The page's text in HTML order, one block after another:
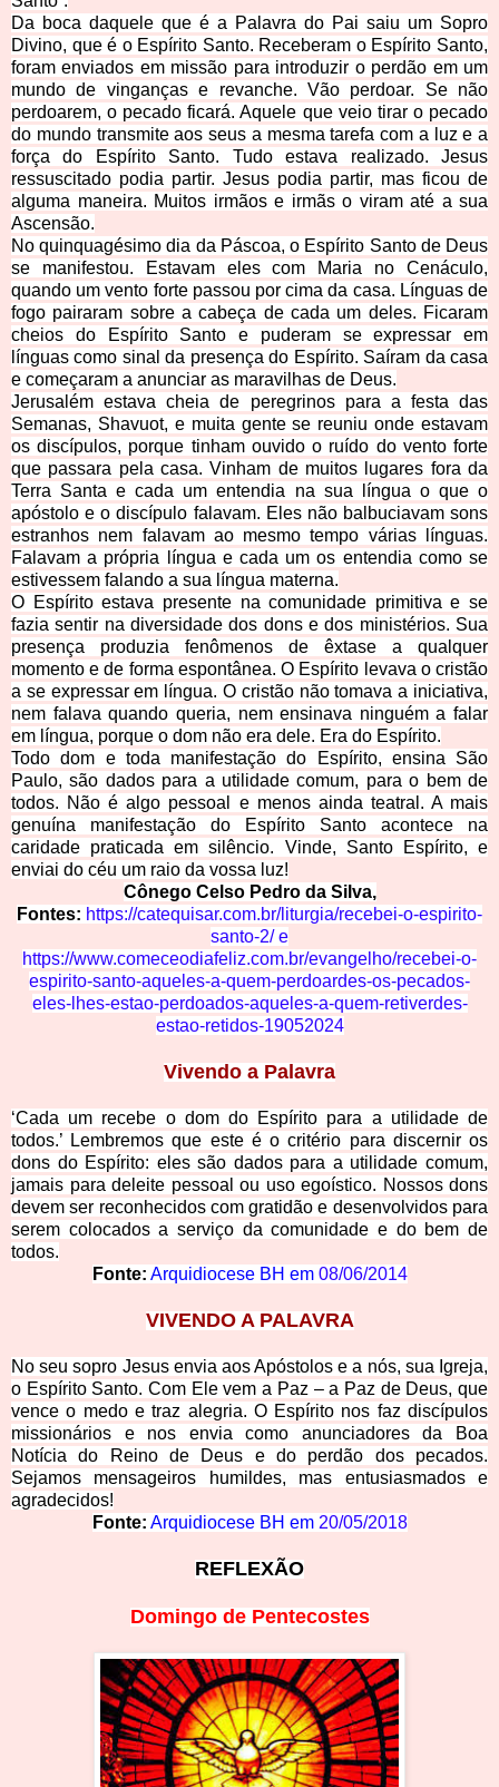
Da boca daquele que é a Palavra do Pai saiu um Sopro
Divino, que é o Espírito Santo. Receberam o Espírito Santo,
foram enviados em missão para introduzir o perdão em um
mundo de vinganças e revanche. Vão perdoar. Se não
perdoarem, o pecado ficará. Aquele que veio tirar o pecado
do mundo transmite aos seus a mesma tarefa com a luz e a
força do Espírito Santo. Tudo estava realizado. Jesus
ressuscitado podia partir. Jesus podia partir, mas ficou de
alguma maneira. Muitos irmãos e irmãs o viram até a sua
Ascensão.
No quinquagésimo dia da Páscoa, o Espírito Santo de Deus
se manifestou. Estavam eles com Maria no Cenáculo,
quando um vento forte passou por cima da casa. Línguas de
fogo pairaram sobre a cabeça de cada um deles. Ficaram
cheios do Espírito Santo e puderam se expressar em
línguas como sinal da presença do Espírito. Saíram da casa
e começaram a anunciar as maravilhas de Deus.
Jerusalém estava cheia de peregrinos para a festa das
Semanas, Shavuot, e muita gente se reuniu onde estavam
os discípulos, porque tinham ouvido o ruído do vento forte
que passara pela casa. Vinham de muitos lugares fora da
Terra Santa e cada um entendia na sua língua o que o
apóstolo e o discípulo falavam. Eles não balbuciavam sons
estranhos nem falavam ao mesmo tempo várias línguas.
Falavam a própria língua e cada um os entendia como se
estivessem falando a sua língua materna.
O Espírito estava presente na comunidade primitiva e se
fazia sentir na diversidade dos dons e dos ministérios. Sua
presença produzia fenômenos de êxtase a qualquer
momento e de forma espontânea. O Espírito levava o cristão
a se expressar em língua. O cristão não tomava a iniciativa,
nem falava quando queria, nem ensinava ninguém a falar
em língua, porque o dom não era dele. Era do Espírito.
Todo dom e toda manifestação do Espírito, ensina São
Paulo, são dados para a utilidade comum, para o bem de
todos. Não é algo pessoal e menos ainda teatral. A mais
genuína manifestação do Espírito Santo acontece na
caridade praticada em silêncio. Vinde, Santo Espírito, e
enviai do céu um raio da vossa luz!
CônegoCelso Pedro da Silva,
Fontes: https://catequisar.com.br/liturgia/recebei-o-espirito-
santo-2/ e
https://www.comeceodiafeliz.com.br/evangelho/recebei-o-
espirito-santo-aqueles-a-quem-perdoardes-os-pecados-
eles-lhes-estao-perdoados-aqueles-a-quem-retiverdes-
estao-retidos-19052024
Vivendo a Palavra
‘Cada um recebe o domdo Espírito para a utilidade de
todos.’ Lembremos que este é o critério para discernir os
dons do Espírito: eles são dados para a utilidade comum,
jamais para deleite pessoal ou uso egoístico. Nossos dons
devem ser reconhecidos com gratidão e desenvolvidos para
serem colocados a serviço da comunidade e do bem de
todos.
Fonte: Arquidiocese BH em 08/06/2014
VIVENDOA PALAVRA
No seu sopro Jesus envia aos Apóstolos e a nós, sua Igreja,
o Espírito Santo. Com Ele vem a Paz – a Paz de Deus, que
vence o medo e traz alegria. O Espírito nos faz discípulos
missionários e nos envia como anunciadores da Boa
Notícia do Reino de Deus e do perdão dos pecados.
Sejamos mensageiros humildes, mas entusiasmados e
agradecidos!
Fonte: Arquidiocese BH em 20/05/2018
REFLEXÃO
Domingo dePentecostes